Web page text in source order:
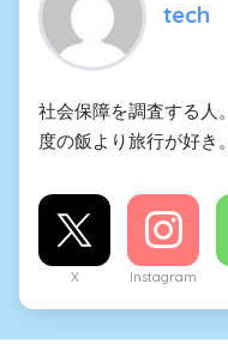
tech
社会保障を調査する人
度の飯より旅行が好き。
X Instagram